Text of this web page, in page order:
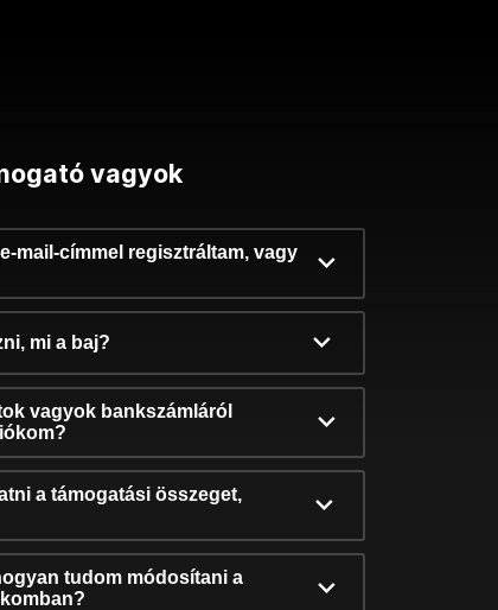
vagyok
mail-címmel regisztráltam, vagy
mi a baj?
vagyok bankszámláról
a támogatási összeget,
tudom módosítani a